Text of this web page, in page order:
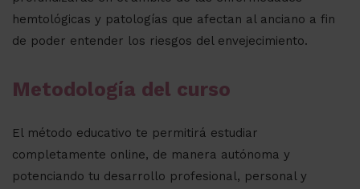
hemtológicas y patologías que afectan al anciano a fin
de poder entender los riesgos del envejecimiento.
Metodología del curso
El método educativo te permitirá estudiar
completamente online, de manera autónoma y
potenciando tu desarrollo profesional, personal y